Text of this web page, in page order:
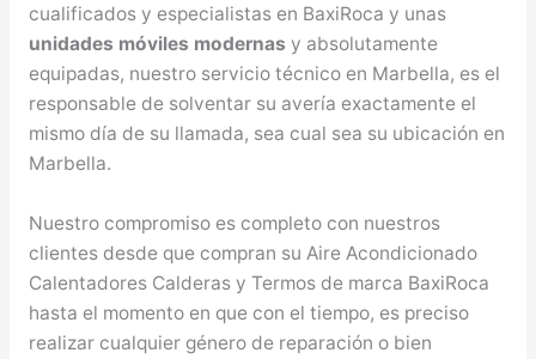
cualificados y especialistas en BaxiRoca y unas
unidades móviles modernas y absolutamente
equipadas, nuestro servicio técnico en Marbella, es el
responsable de solventar su avería exactamente el
mismo día de su llamada, sea cual sea su ubicación en
Marbella.
Nuestro compromiso es completo con nuestros
clientes desde que compran su Aire Acondicionado
Calentadores Calderas y Termos de marca BaxiRoca
hasta el momento en que con el tiempo, es preciso
realizar cualquier género de reparación o bien